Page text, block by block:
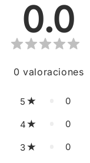
0.0
0 valoraciones
5 0
4 0
3 0